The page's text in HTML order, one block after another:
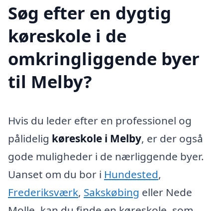
Søg efter en dygtig
køreskole i de
omkringliggende byer
til Melby?
Hvis du leder efter en professionel og
pålidelig køreskole i Melby, er der også
gode muligheder i de nærliggende byer.
Uanset om du bor i Hundested,
Frederiksværk, Sakskøbing eller Nede